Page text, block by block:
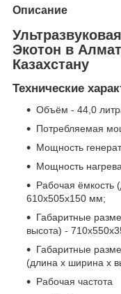
Описание
Экотон в
Казахстану
Технические
Объём - 44,0
Потребляемая
Мощность
Мощность
Рабочая ёмкость
610x505x150 мм;
Габаритные
высота) -
Габаритные
(длина x ширина x
Рабочая частота